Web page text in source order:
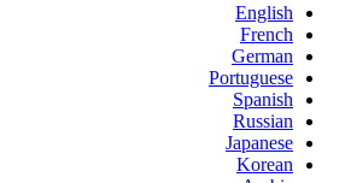
English
French
German
Portuguese
Spanish
Russian
Japanese
Korean